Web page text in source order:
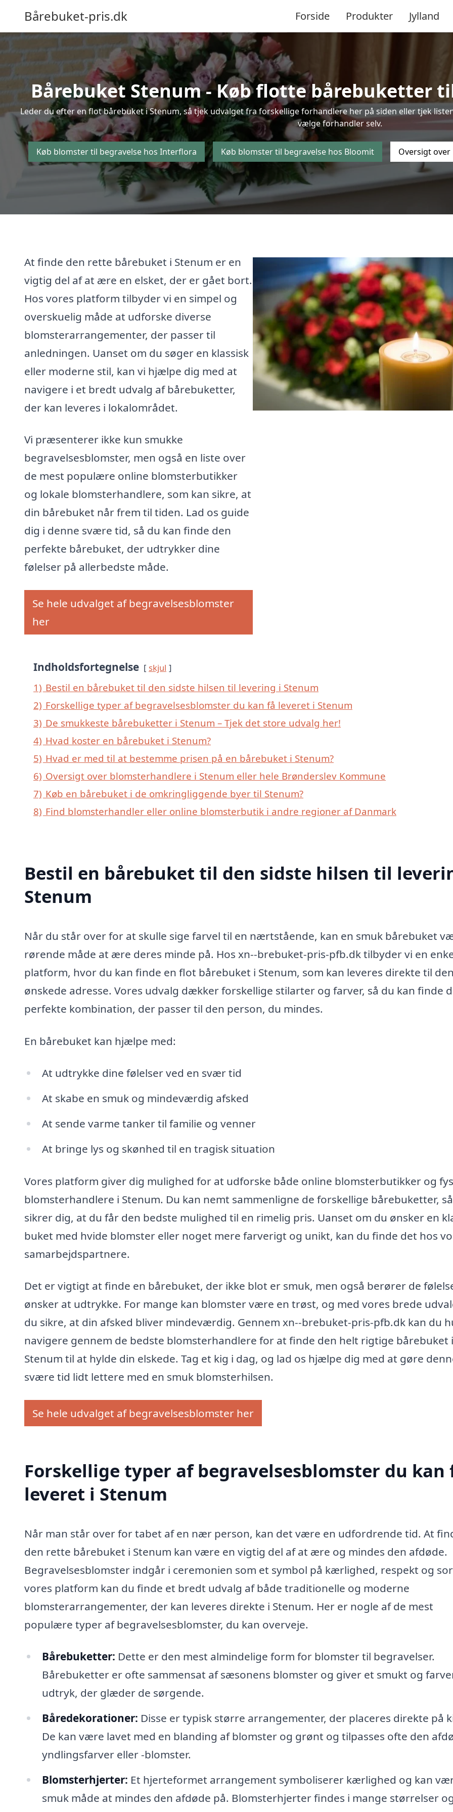
Bårebuket-pris.dk Forside Produkter Jylland
Bårebuket Stenum - Køb flotte bårebuketter
Leder du efter en flot bårebuket i Stenum, så tjek udvalget fra forskellige forhandlere her på siden eller tjek
vælge forhandler selv.
Køb blomster til begravelse hos Interflora Køb blomster til begravelse hos Bloomit Oversigt
At finde den rette bårebuket i Stenum er en
vigtig del af at ære en elsket, der er gået bort.
Hos vores platform tilbyder vi en simpel og
overskuelig måde at udforske diverse
blomsterarrangementer, der passer til
anledningen. Uanset om du søger en klassisk
eller moderne stil, kan vi hjælpe dig med at
navigere i et bredt udvalg af bårebuketter,
der kan leveres i lokalområdet.
Vi præsenterer ikke kun smukke
begravelsesblomster, men også en liste over
de mest populære online blomsterbutikker
og lokale blomsterhandlere, som kan sikre, at
din bårebuket når frem til tiden. Lad os guide
dig i denne svære tid, så du kan finde den
perfekte bårebuket, der udtrykker dine
følelser på allerbedste måde.
Se hele udvalget af begravelsesblomster
her
Indholdsfortegnelse skjul
1) Bestil en bårebuket til den sidste hilsen til levering i Stenum
2) Forskellige typer af begravelsesblomster du kan få leveret i Stenum
3) De smukkeste bårebuketter i Stenum – Tjek det store udvalg her!
4) Hvad koster en bårebuket i Stenum?
5) Hvad er med til at bestemme prisen på en bårebuket i Stenum?
6) Oversigt over blomsterhandlere i Stenum eller hele Brønderslev Kommune
7) Køb en bårebuket i de omkringliggende byer til Stenum?
8) Find blomsterhandler eller online blomsterbutik i andre regioner af Danmark
Bestil en bårebuket til den sidste hilsen til
Stenum
Når du står over for at skulle sige farvel til en nærtstående, kan en smuk bårebuket
rørende måde at ære deres minde på. Hos xn--brebuket-pris-pfb.dk tilbyder vi en
platform, hvor du kan finde en flot bårebuket i Stenum, som kan leveres direkte til
ønskede adresse. Vores udvalg dækker forskellige stilarter og farver, så du kan finde
perfekte kombination, der passer til den person, du mindes.
En bårebuket kan hjælpe med:
At udtrykke dine følelser ved en svær tid
At skabe en smuk og mindeværdig afsked
At sende varme tanker til familie og venner
At bringe lys og skønhed til en tragisk situation
Vores platform giver dig mulighed for at udforske både online blomsterbutikker og
blomsterhandlere i Stenum. Du kan nemt sammenligne de forskellige bårebuketter,
sikrer dig, at du får den bedste mulighed til en rimelig pris. Uanset om du ønsker en
buket med hvide blomster eller noget mere farverigt og unikt, kan du finde det hos
samarbejdspartnere.
Det er vigtigt at finde en bårebuket, der ikke blot er smuk, men også berører de
ønsker at udtrykke. For mange kan blomster være en trøst, og med vores brede
du sikre, at din afsked bliver mindeværdig. Gennem xn--brebuket-pris-pfb.dk kan du
navigere gennem de bedste blomsterhandlere for at finde den helt rigtige bårebuket i
Stenum til at hylde din elskede. Tag et kig i dag, og lad os hjælpe dig med at gøre
svære tid lidt lettere med en smuk blomsterhilsen.
Se hele udvalget af begravelsesblomster her
Forskellige typer af begravelsesblomster du kan
leveret i Stenum
Når man står over for tabet af en nær person, kan det være en udfordrende tid. At
den rette bårebuket i Stenum kan være en vigtig del af at ære og mindes den afdøde.
Begravelsesblomster indgår i ceremonien som et symbol på kærlighed, respekt og
vores platform kan du finde et bredt udvalg af både traditionelle og moderne
blomsterarrangementer, der kan leveres direkte i Stenum. Her er nogle af de mest
populære typer af begravelsesblomster, du kan overveje.
Bårebuketter: Dette er den mest almindelige form for blomster til begravelser.
Bårebuketter er ofte sammensat af sæsonens blomster og giver et smukt og
udtryk, der glæder de sørgende.
Båredekorationer: Disse er typisk større arrangementer, der placeres direkte på
De kan være lavet med en blanding af blomster og grønt og tilpasses ofte den
yndlingsfarver eller -blomster.
Blomsterhjerter: Et hjerteformet arrangement symboliserer kærlighed og kan
smuk måde at mindes den afdøde på. Blomsterhjerter findes i mange størrelser